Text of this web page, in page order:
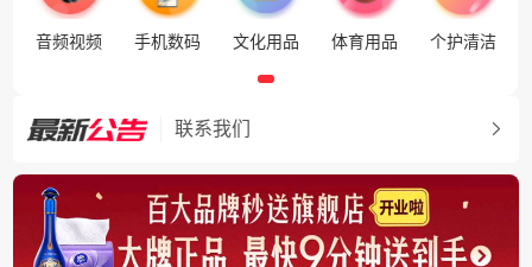
音频视频 手机数码 文化用品 体育用品 个护清洁
联系我们